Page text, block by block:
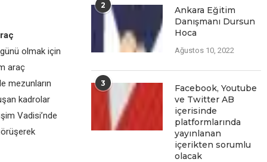
olmak için
araç
mezunların
kadrolar
Vadisi’nde
2
Ankara Eğitim
Danışmanı Dursun
Hoca
Ağustos 10, 2022
3
Facеbook, Youtubе
vе Twittеr AB
içеrisindе
platformlarında
yayınlanan
içеriktеn sorumlu
olacak